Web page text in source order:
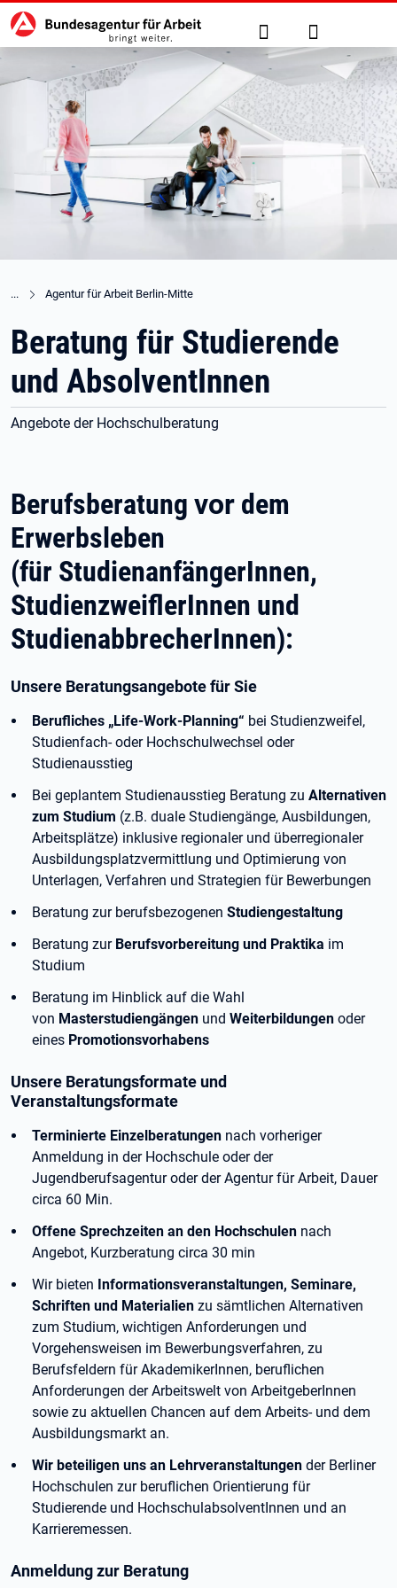
zu den Hauptinhalten springen
Hauptnavigation Suche Anmelden
Agentur für Arbeit Berlin-Mitte
Beratung für Studierende
und AbsolventInnen
Angebote der Hochschulberatung
Berufsberatung vor dem
Erwerbsleben
(für StudienanfängerInnen,
StudienzweiflerInnen und
StudienabbrecherInnen):​
Unsere Beratungsangebote für Sie
Berufliches „Life-Work-Planning“ bei Studienzweifel,
Studienfach- oder Hochschulwechsel oder
Studienausstieg
Bei geplantem Studienausstieg Beratung zu Alternativen
zum Studium (z.B. duale Studiengänge, Ausbildungen,
Arbeitsplätze) inklusive regionaler und überregionaler
Ausbildungsplatzvermittlung und Optimierung von
Unterlagen, Verfahren und Strategien für Bewerbungen
Beratung zur berufsbezogenen Studiengestaltung
Beratung zur Berufsvorbereitung und Praktika im
Studium
Beratung im Hinblick auf die Wahl
von Masterstudiengängen und Weiterbildungen oder
eines Promotionsvorhabens
Unsere Beratungsformate und
Veranstaltungsformate
Terminierte Einzelberatungen nach vorheriger
Anmeldung in der Hochschule oder der
Jugendberufsagentur oder der Agentur für Arbeit, Dauer
circa 60 Min.
Offene Sprechzeiten an den Hochschulen nach
Angebot, Kurzberatung circa 30 min
Wir bieten Informationsveranstaltungen, Seminare,
Schriften und Materialien zu sämtlichen Alternativen
zum Studium, wichtigen Anforderungen und
Vorgehensweisen im Bewerbungsverfahren, zu
Berufsfeldern für AkademikerInnen, beruflichen
Anforderungen der Arbeitswelt von ArbeitgeberInnen
sowie zu aktuellen Chancen auf dem Arbeits- und dem
Ausbildungsmarkt an.
Wir beteiligen uns an Lehrveranstaltungen der Berliner
Hochschulen zur beruflichen Orientierung für
Studierende und HochschulabsolventInnen und an
Karrieremessen.
Anmeldung zur Beratung